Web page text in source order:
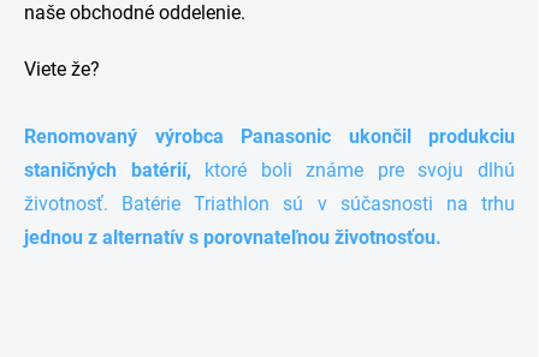
naše obchodné oddelenie.
Viete že?
Renomovaný výrobca Panasonic ukončil produkciu
staničných batérií, ktoré boli známe pre svoju dlhú
životnosť. Batérie Triathlon sú v súčasnosti na trhu
jednou z alternatív s porovnateľnou životnosťou.